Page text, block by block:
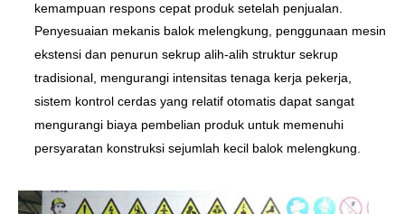
kemampuan respons cepat produk setelah penjualan.
Penyesuaian mekanis balok melengkung, penggunaan mesin
ekstensi dan penurun sekrup alih-alih struktur sekrup
tradisional, mengurangi intensitas tenaga kerja pekerja,
sistem kontrol cerdas yang relatif otomatis dapat sangat
mengurangi biaya pembelian produk untuk memenuhi
persyaratan konstruksi sejumlah kecil balok melengkung.